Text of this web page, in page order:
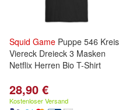
Squid Game Puppe 546 Kreis
Viereck Dreieck 3 Masken
Netflix Herren Bio T-Shirt
28,90 €
Kostenloser Versand